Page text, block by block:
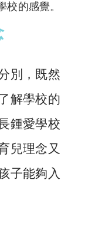
的感覺。
別，既然
解學校的
鍾愛學校
兒理念又
子能夠入